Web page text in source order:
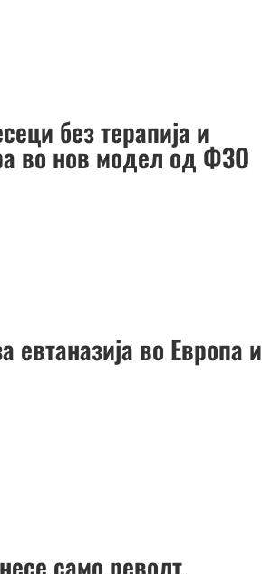
без терапија и
во нов модел од ФЗО
евтаназија во Европа и
само револт,